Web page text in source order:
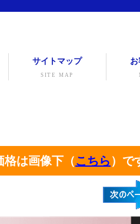
サイトマップ
SITE MAP
格は画像下（こちら ）で